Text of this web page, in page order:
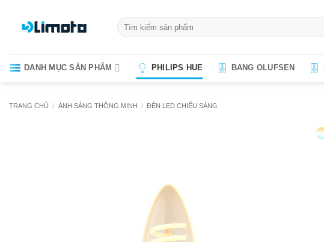
Tìm
kiếm:
DANH MỤC SẢN PHẨM PHILIPS HUE BANG OLUFSEN
TRANG CHỦ / ÁNH SÁNG THÔNG MINH / ĐÈN LED CHIẾU SÁNG